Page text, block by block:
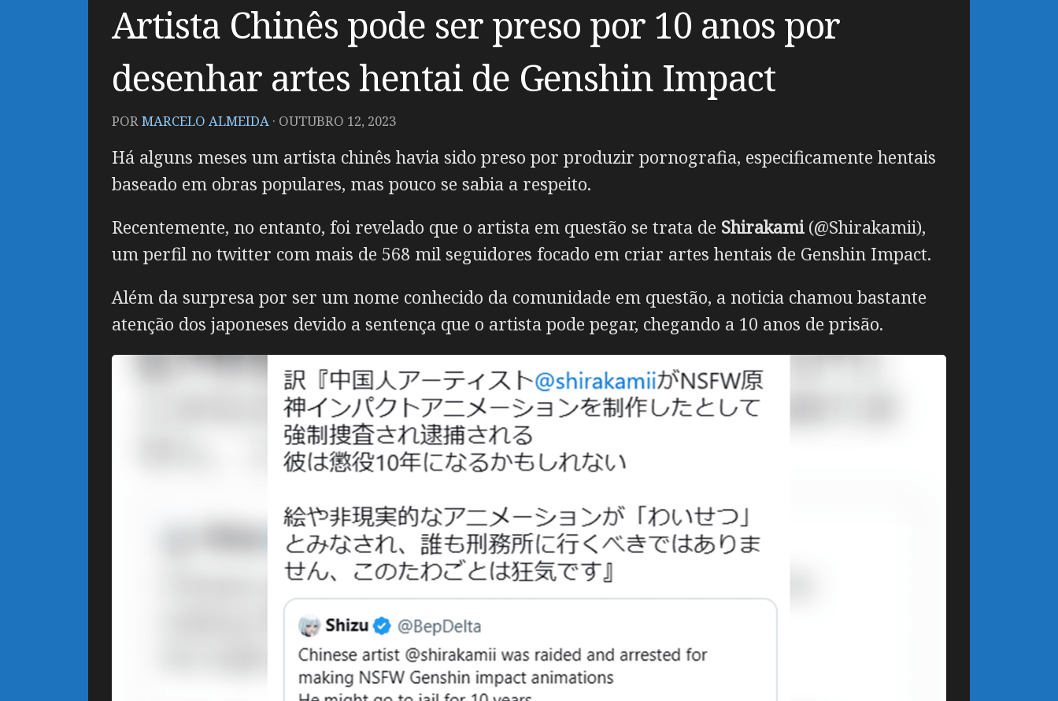
Artista Chinês pode ser preso por 10 anos por
desenhar artes hentai de Genshin Impact
PORMARCELO ALMEIDA · OUTUBRO 12, 2023
Há alguns meses um artista chinês havia sido preso por produzir pornografia, especificamente hentais
baseado em obras populares, mas pouco se sabia a respeito.
Recentemente, no entanto, foi revelado que o artista em questão se trata de Shirakami(@Shirakamii),
um perfil no twitter com mais de 568 mil seguidores focado em criar artes hentais de Genshin Impact.
Além da surpresa por ser um nome conhecido da comunidade em questão, a noticia chamou bastante
atenção dos japoneses devido a sentença que o artista pode pegar, chegando a 10 anos de prisão.